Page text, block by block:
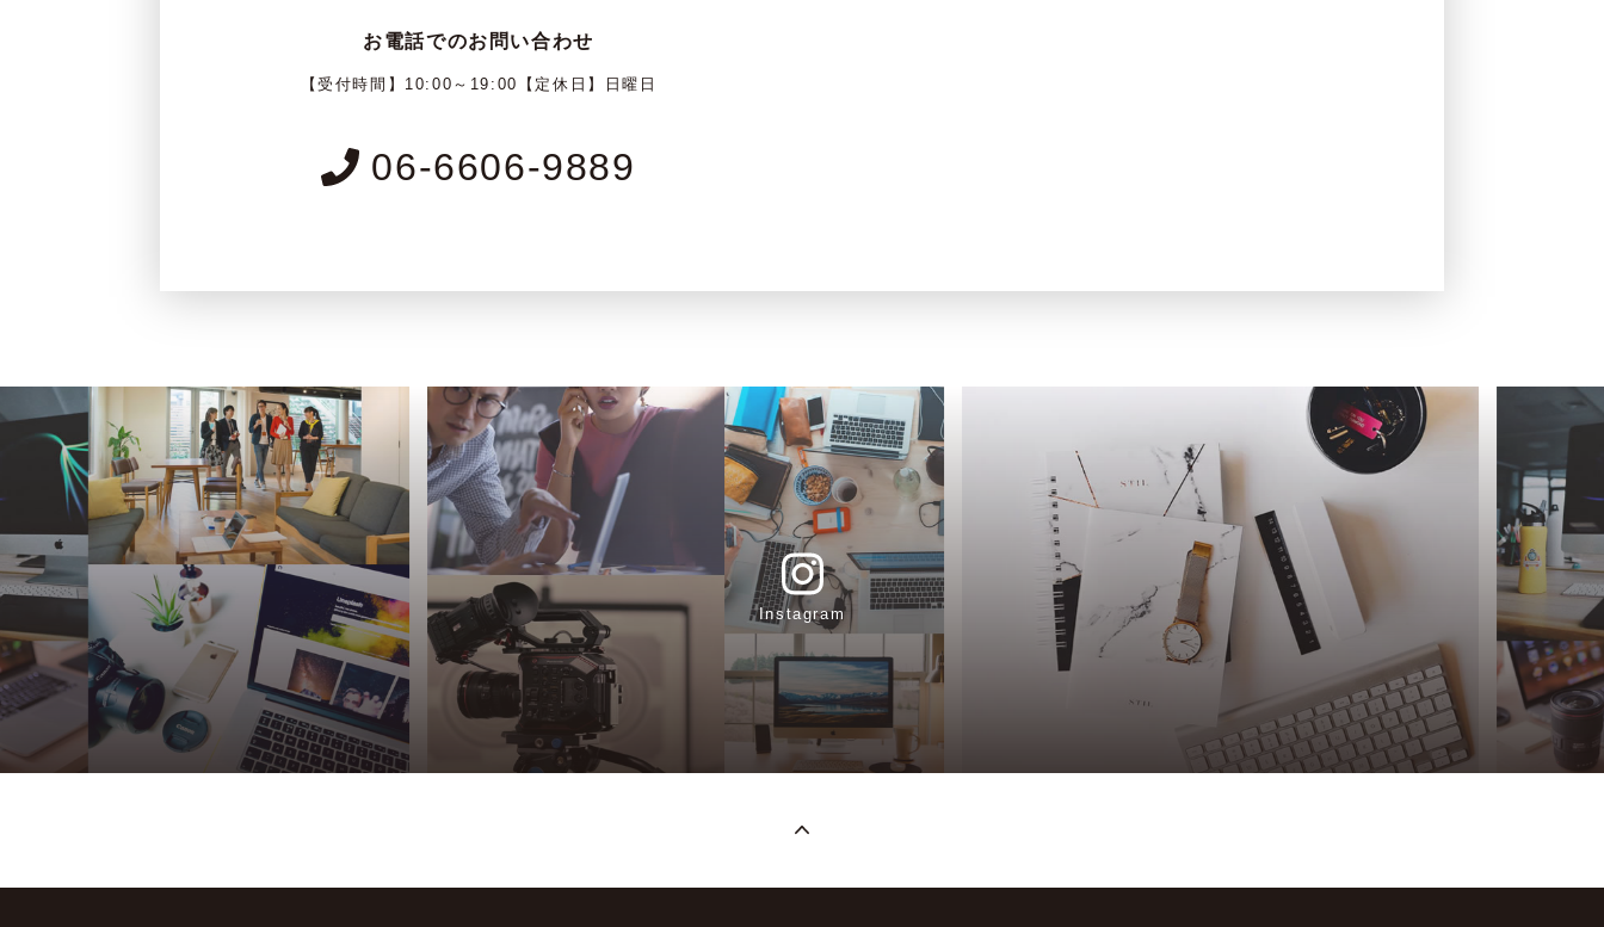
お電話でのお問い合わせ
【受付時間】10:00～19:00 【定休日】日曜日
06-6606-9889
Instagram